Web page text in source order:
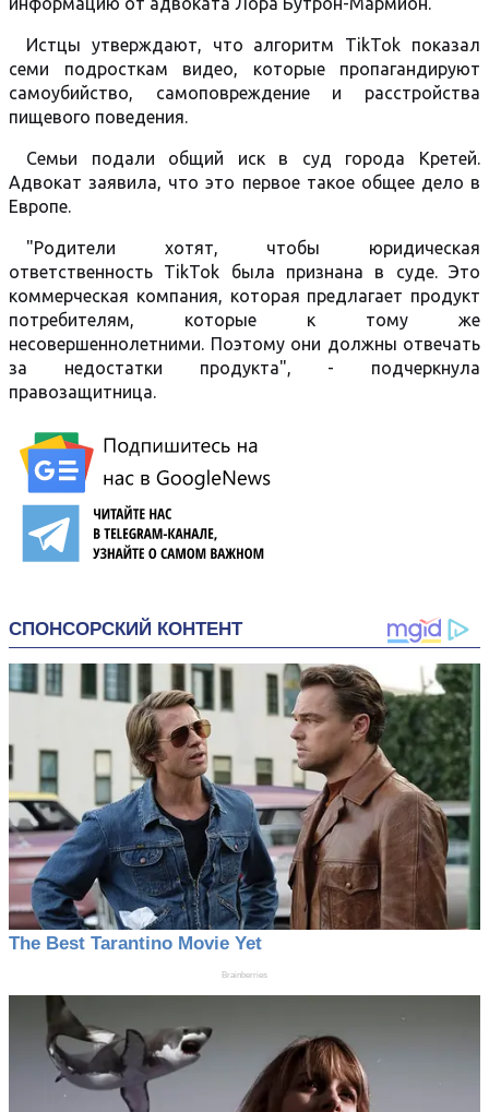
Истцы утверждают, что алгоритм TikTok показал
семи подросткам видео, которые пропагандируют
самоубийство, самоповреждение и расстройства
пищевого поведения.
Семьи подали общий иск в суд города Кретей.
Адвокат заявила, что это первое такое общее дело в
Европе.
"Родители хотят, чтобы юридическая
ответственность TikTok была признана в суде. Это
коммерческая компания, которая предлагает продукт
потребителям, которые к тому же
несовершеннолетними. Поэтому они должны отвечать
за недостатки продукта", - подчеркнула
правозащитница.